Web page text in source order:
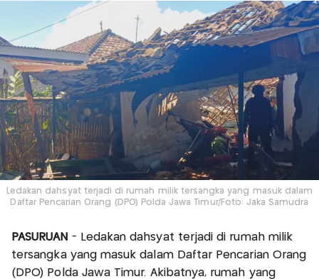
Ledakan dahsyat terjadi di rumah milik tersangka yang masuk dalam
Daftar Pencarian Orang (DPO) Polda Jawa Timur/Foto: Jaka Samudra
PASURUAN - Ledakan dahsyat terjadi di rumah milik
tersangka yang masuk dalam Daftar Pencarian Orang
(DPO) Polda Jawa Timur. Akibatnya, rumah yang